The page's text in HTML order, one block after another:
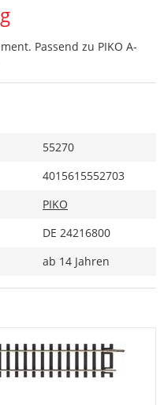
Passend zu PIKO A-
55270
4015615552703
PIKO
DE 24216800
ab 14 Jahren